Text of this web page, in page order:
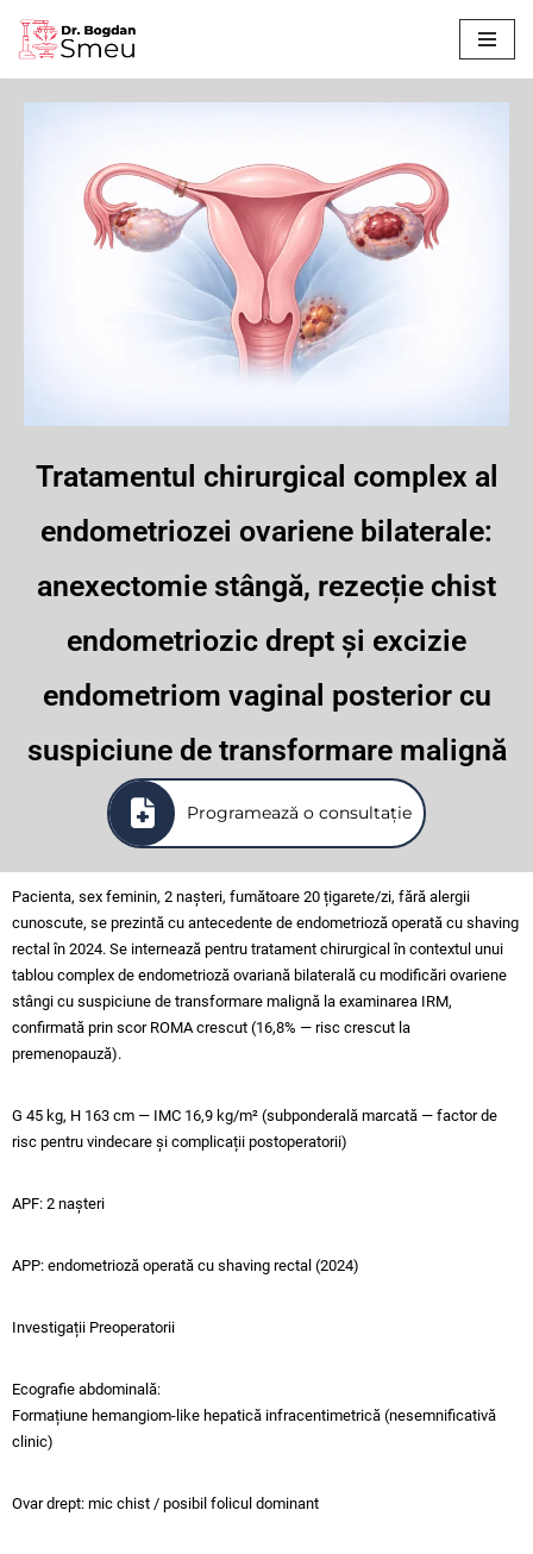
Sari
Tratamentul chirurgical complex al
endometriozei ovariene bilaterale:
anexectomie stângă, rezecție chist
endometriozic drept și excizie
endometriom vaginal posterior cu
suspiciune de transformare malignă
Programează o consultație
Pacienta, sex feminin, 2 nașteri, fumătoare 20 țigarete/zi, fără alergii
cunoscute, se prezintă cu antecedente de endometrioză operată cu shaving
rectal în 2024. Se internează pentru tratament chirurgical în contextul unui
tablou complex de endometrioză ovariană bilaterală cu modificări ovariene
stângi cu suspiciune de transformare malignă la examinarea IRM,
confirmată prin scor ROMA crescut (16,8% — risc crescut la
premenopauză).
G 45 kg, H 163 cm — IMC 16,9 kg/m² (subponderală marcată — factor de
risc pentru vindecare și complicații postoperatorii)
APF: 2 nașteri
APP: endometrioză operată cu shaving rectal (2024)
Investigații Preoperatorii
Ecografie abdominală:
Formațiune hemangiom-like hepatică infracentimetrică (nesemnificativă
clinic)
Ovar drept: mic chist / posibil folicul dominant